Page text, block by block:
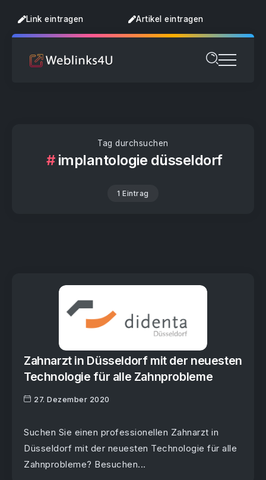
Link eintragen Artikel eintragen
Tag durchsuchen
implantologie düsseldorf
1 Eintrag
Zahnarzt in Düsseldorf mit der neuesten
Technologie für alle Zahnprobleme
27. Dezember 2020
Suchen Sie einen professionellen Zahnarzt in
Düsseldorf mit der neuesten Technologie für alle
Zahnprobleme? Besuchen...